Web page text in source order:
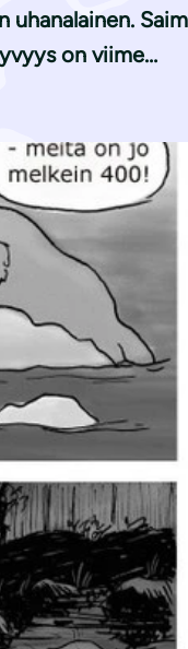
on viime…